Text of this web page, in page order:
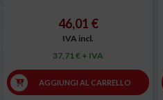
46,01 €
IVA incl.
37,71 € + IVA
AGGIUNGI AL CARRELLO